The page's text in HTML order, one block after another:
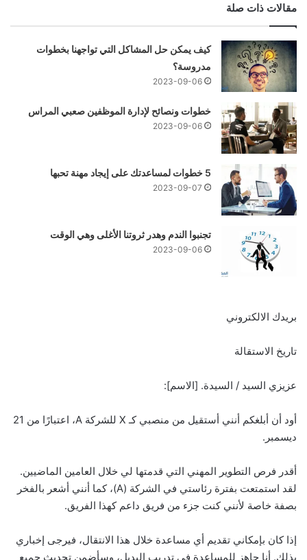
مقالات ذات صلة
كيف يمكن حل المشاكل التي تواجهنا بخطوات
مدروسة؟
2023-09-06
خطوات ونصائح لإدارة الموظفين صعبي المراس
2023-09-06
5 خطوات لمساعدتك على إيجاد مهنة تحبها
2023-09-07
تجنبوا الندم وهدر ثروتنا الأغلى وهي الوقت
2023-09-06
بريدك الالكتروني
تاريخ الاستقالة
عزيزي السيد / السيدة. [الاسم]:
أود أن أبلغكم أنني أستقيل من منصبي كـ X للشركة A، اعتبارًا من 21
ديسمبر.
أقدر فرص التطوير المهني التي قدمتها لي خلال العامين الماضيين.
لقد استمتعت بفترة رئاستي في الشركة (A)، كما أنني أشعر بالفخر
بصفة خاصة لأنني كنت جزء من فريق داعم كهذا الفريق.
إذا كان بإمكاني تقديم أي مساعدة خلال هذا الانتقال، فيرجى إخباري
بذلك. أنا جاهز للمساعدة في تدريب البديل، وسأضمن تحديث جميع